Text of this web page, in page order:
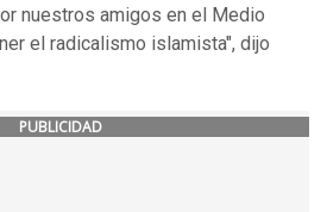
nuestros amigos en el Medio
el radicalismo islamista", dijo
PUBLICIDAD